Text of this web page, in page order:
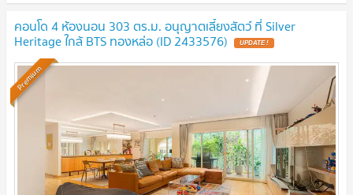
คอนโด 4 ห้องนอน 303 ตร.ม. อนุญาตเลี้ยงสัตว์ ที่ Silver
Heritage ใกล้ BTS ทองหล่อ (ID 2433576) UPDATE !
Premium